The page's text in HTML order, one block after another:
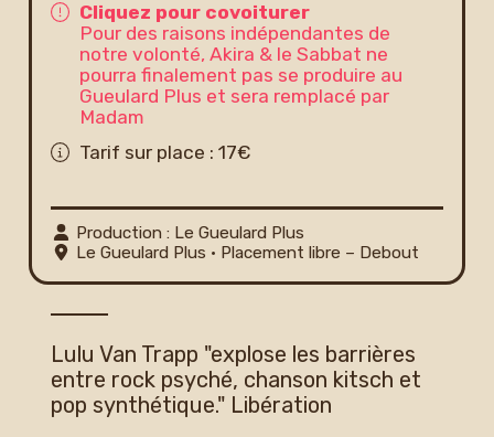
Cliquez pour covoiturer
Pour des raisons indépendantes de
notre volonté, Akira & le Sabbat ne
pourra finalement pas se produire au
Gueulard Plus et sera remplacé par
Madam
Tarif sur place : 17€
Production : Le Gueulard Plus
Le Gueulard Plus • Placement libre – Debout
Lulu Van Trapp "explose les barrières
entre rock psyché, chanson kitsch et
pop synthétique." Libération